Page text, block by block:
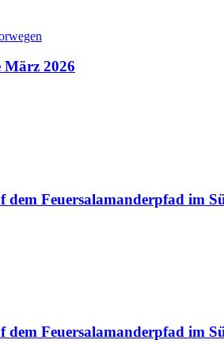
März 2026
dem Feuersalamanderpfad im
dem Feuersalamanderpfad im